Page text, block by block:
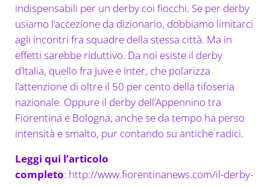
indispensabili per un derby coi fiocchi. Se per derby
usiamo l’accezione da dizionario, dobbiamo limitarci
agli incontri fra squadre della stessa città. Ma in
effetti sarebbe riduttivo. Da noi esiste il derby
d’Italia, quello fra Juve e Inter, che polarizza
l’attenzione di oltre il 50 per cento della tifoseria
nazionale. Oppure il derby dell’Appennino tra
Fiorentina e Bologna, anche se da tempo ha perso
intensità e smalto, pur contando su antiche radici.
Leggi qui l’articolo
completo: http://www.fiorentinanews.com/il-derby-